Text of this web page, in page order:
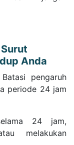
Anda
pengaruh
periode 24 jam
24 jam,
melakukan